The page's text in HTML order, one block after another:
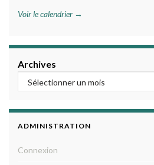
Voir le calendrier →
Archives
ADMINISTRATION
Connexion